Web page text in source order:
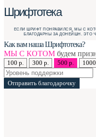
Шрифтотека
ЕСЛИ ШРИФТ ПОНРАВИЛСЯ, МЫ С
БЛАГОДАРНЫ ЗА ДОНЕЙШН. ЭТО
Как вам наша Шрифтотека?
МЫ С КОТОМ будем
100 р. 300 р. 500 р. 1000
Отправить благодарочку